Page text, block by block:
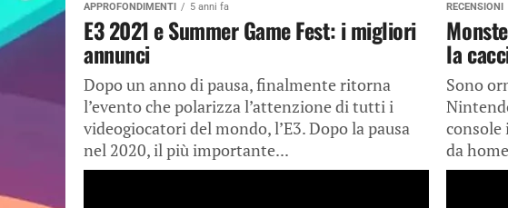
APPROFONDIMENTI 5 anni fa
E3 2021 e Summer Game Fest: i migliori
annunci
Dopo un anno di pausa, finalmente ritorna
l’evento che polarizza l’attenzione di tutti i
videogiocatori del mondo, l’E3. Dopo la pausa
nel 2020, il più importante...
RECENSIONI
la
Sono
console
da